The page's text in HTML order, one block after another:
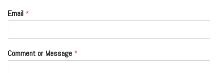
Email *
Comment or Message *